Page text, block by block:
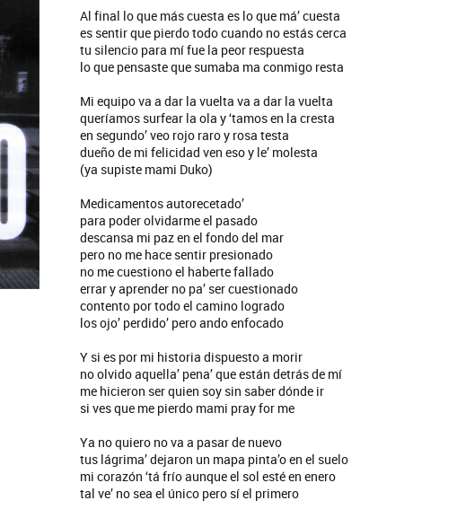
Al final lo que más cuesta es lo que má’ cuesta
es sentir que pierdo todo cuando no estás cerca
tu silencio para mí fue la peor respuesta
lo que pensaste que sumaba ma conmigo resta
Mi equipo va a dar la vuelta va a dar la vuelta
queríamos surfear la ola y ‘tamos en la cresta
en segundo’ veo rojo raro y rosa testa
dueño de mi felicidad ven eso y le’ molesta
(ya supiste mami Duko)
Medicamentos autorecetado’
para poder olvidarme el pasado
descansa mi paz en el fondo del mar
pero no me hace sentir presionado
no me cuestiono el haberte fallado
errar y aprender no pa’ ser cuestionado
contento por todo el camino logrado
los ojo’ perdido’ pero ando enfocado
Y si es por mi historia dispuesto a morir
no olvido aquella’ pena’ que están detrás de mí
me hicieron ser quien soy sin saber dónde ir
si ves que me pierdo mami pray for me
Ya no quiero no va a pasar de nuevo
tus lágrima’ dejaron un mapa pinta’o en el suelo
mi corazón ‘tá frío aunque el sol esté en enero
tal ve’ no sea el único pero sí el primero